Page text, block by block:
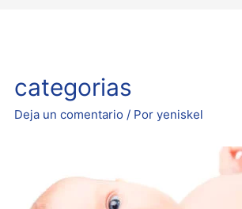
categorias
Deja un comentario / Poryeniskel